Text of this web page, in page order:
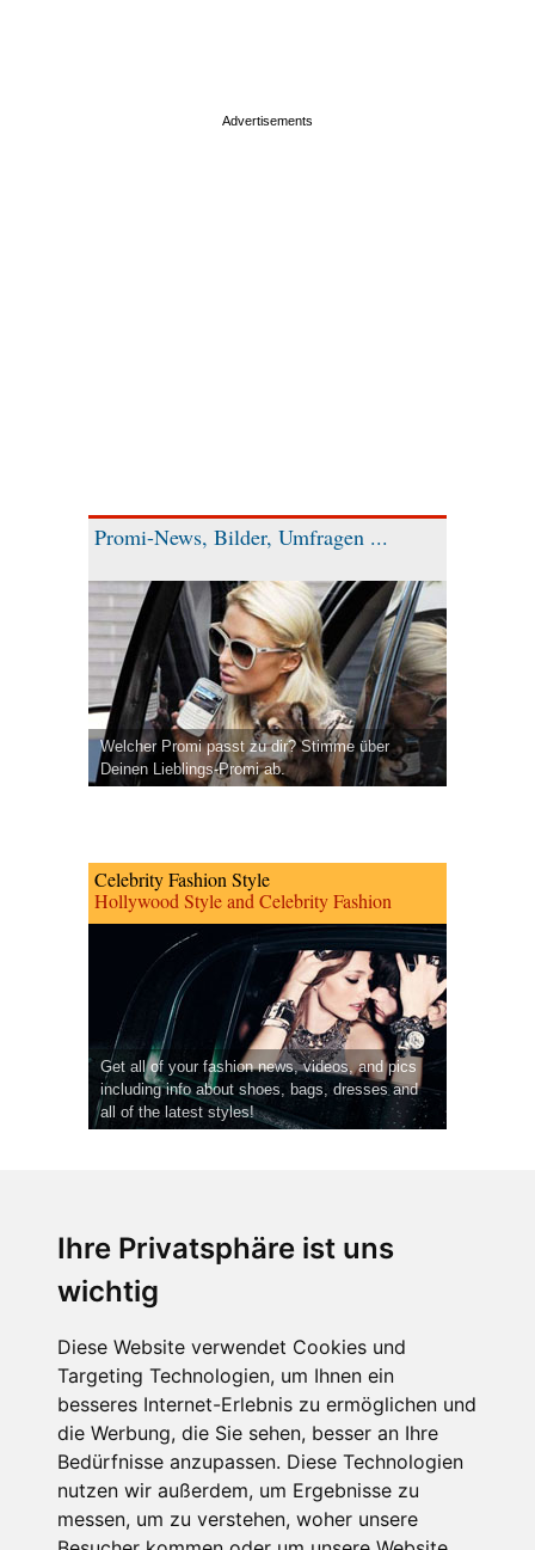
Ihre Privatsphäre ist uns
wichtig
Diese Website verwendet Cookies und
Targeting Technologien, um Ihnen ein
besseres Internet-Erlebnis zu ermöglichen und
die Werbung, die Sie sehen, besser an Ihre
Bedürfnisse anzupassen. Diese Technologien
nutzen wir außerdem, um Ergebnisse zu
messen, um zu verstehen, woher unsere
Promi-News, Bilder, Umfragen ...
Welcher Promi passt zu dir? Stimme über
Deinen Lieblings-Promi ab.
Celebrity Fashion Style
Hollywood Style and Celebrity Fashion
Get all of your fashion news, videos, and pics
including info about shoes, bags, dresses and
all of the latest styles!
CPost.org© 2013-2023 The Celebrity Post.
Terms of Use Privacy | Cookies Policy( Einstellungen ändern
About Us
Advertising
Contact Us